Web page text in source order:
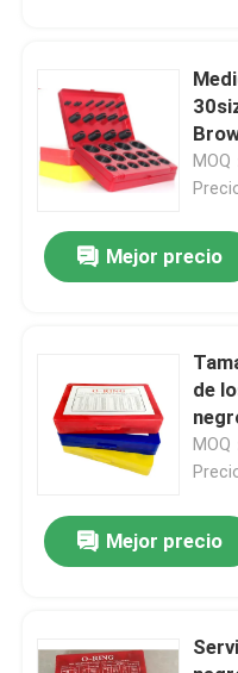
MOQ
Mejor precio
de
MOQ
Mejor precio